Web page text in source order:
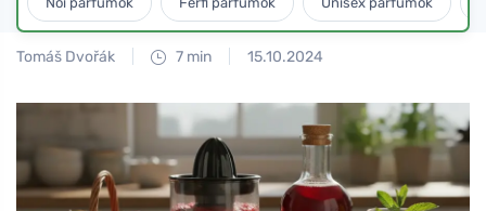
Tomáš Dvořák 7 min 15.10.2024